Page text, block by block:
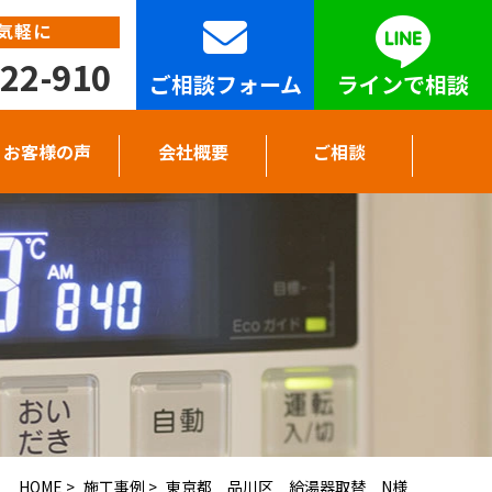
軽に
910 ご相談フォーム ラインで相談
お客様の声 会社概要 ご相談
HOME > 施工事例 > 東京都 品川区 給湯器取替 N様